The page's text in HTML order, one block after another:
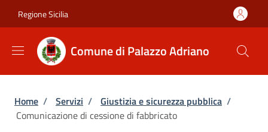
Regione Sicilia
Comune di Palazzo Adriano
Briciole di pane
Home / Servizi / Giustizia e sicurezza pubblica /
Comunicazione di cessione di fabbricato